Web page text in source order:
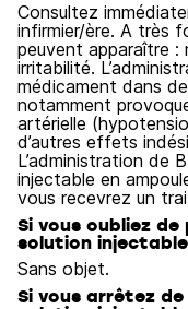
Consultez
infirmier/ère. A très
peuvent apparaître :
irritabilité.
médicament dans
notamment
artérielle
d’autres effets
L’administration de
injectable en
vous recevrez un
Si vous oubliez de
solution
Sans objet.
Si vous arrêtez de